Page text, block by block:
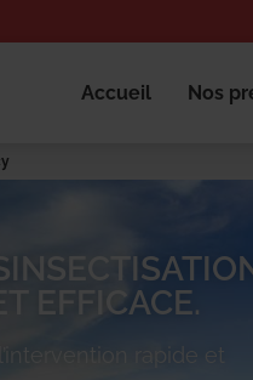
Accueil Nos
EFFICACE.
l’intervention rapide et